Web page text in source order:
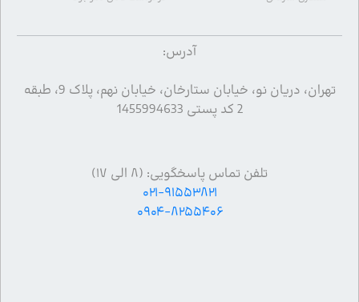
آدرس:
تهران، دریان نو، خیابان ستارخان، خیابان نهم، پلاک 9، طبقه
2 کد پستی 1455994633
تلفن تماس پاسخگویی: (۸ الی ۱۷)
۰۲۱-۹۱۵۵۳۸۲۱
۰۹۰۴-۸۲۵۵۴۰۶